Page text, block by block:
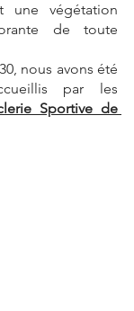
une végétation
de toute
nous avons été
par les
Sportive de